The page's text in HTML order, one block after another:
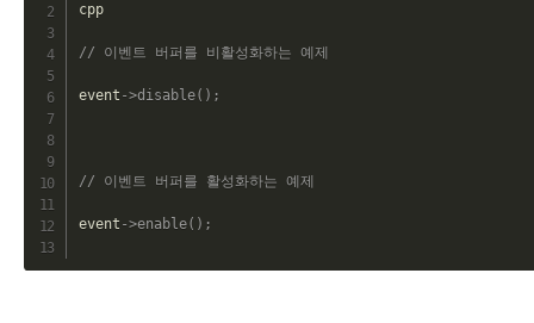
cpp
// 이벤트 버퍼를 비활성화하는 예제
event ->disable( ) ;
// 이벤트 버퍼를 활성화하는 예제
event ->enable( ) ;